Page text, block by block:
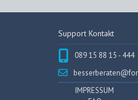
Support Kontakt
089 15 88 15 - 444
IMPRESSUM